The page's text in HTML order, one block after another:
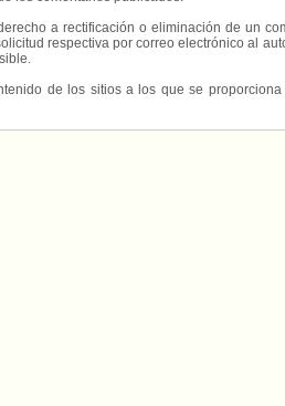
a rectificación o eliminación de un
respectiva por correo electrónico al
de los sitios a los que se